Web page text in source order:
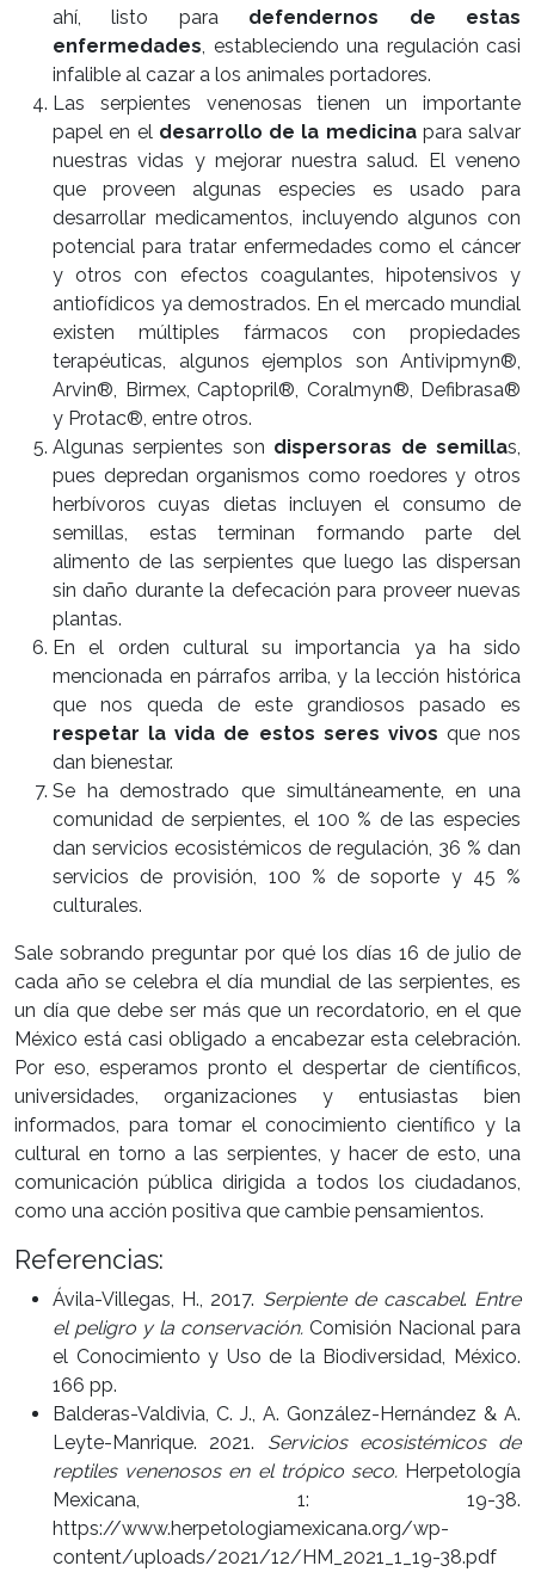
ahí, listo para defendernos de estas
enfermedades , estableciendo una regulación casi
infalible al cazar a los animales portadores.
Las serpientes venenosas tienen un importante
papel en el desarrollo de la medicinapara salvar
nuestras vidas y mejorar nuestra salud. El veneno
que proveen algunas especies es usado para
desarrollar medicamentos, incluyendo algunos con
potencial para tratar enfermedades como el cáncer
y otros con efectos coagulantes, hipotensivos y
antiofídicos ya demostrados. En el mercado mundial
existen múltiples fármacos con propiedades
terapéuticas, algunos ejemplos son Antivipmyn®,
Arvin®, Birmex, Captopril®, Coralmyn®, Defibrasa®
y Protac®, entre otros.
Algunas serpientes son dispersoras de semillas,
pues depredan organismos como roedores y otros
herbívoros cuyas dietas incluyen el consumo de
semillas, estas terminan formando parte del
alimento de las serpientes que luego las dispersan
sin daño durante la defecación para proveer nuevas
plantas.
En el orden cultural su importancia ya ha sido
mencionada en párrafos arriba, y la lección histórica
que nos queda de este grandiosos pasado es
respetar la vida de estos seres vivos que nos
dan bienestar.
Se ha demostrado que simultáneamente, en una
comunidad de serpientes, el 100 % de las especies
dan servicios ecosistémicos de regulación, 36 % dan
servicios de provisión, 100 % de soporte y 45 %
culturales.
Sale sobrando preguntar por qué los días 16 de julio de
cada año se celebra el día mundial de las serpientes, es
un día que debe ser más que un recordatorio, en el que
México está casi obligado a encabezar esta celebración.
Por eso, esperamos pronto el despertar de científicos,
universidades, organizaciones y entusiastas bien
informados, para tomar el conocimiento científico y la
cultural en torno a las serpientes, y hacer de esto, una
comunicación pública dirigida a todos los ciudadanos,
como una acción positiva que cambie pensamientos.
Referencias:
Ávila-Villegas, H., 2017. Serpiente de cascabel. Entre
el peligro y la conservación. Comisión Nacional para
el Conocimiento y Uso de la Biodiversidad, México.
166 pp.
Balderas-Valdivia, C. J., A. González-Hernández & A.
Leyte-Manrique. 2021. Servicios ecosistémicos de
reptiles venenosos en el trópico seco.Herpetología
Mexicana, 1: 19-38.
https://www.herpetologiamexicana.org/wp-
content/uploads/2021/12/HM_2021_1_19-38.pdf